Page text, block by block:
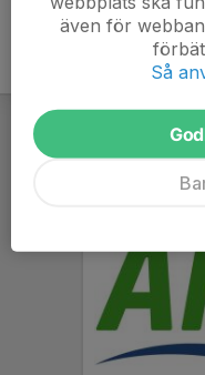
även för
Så